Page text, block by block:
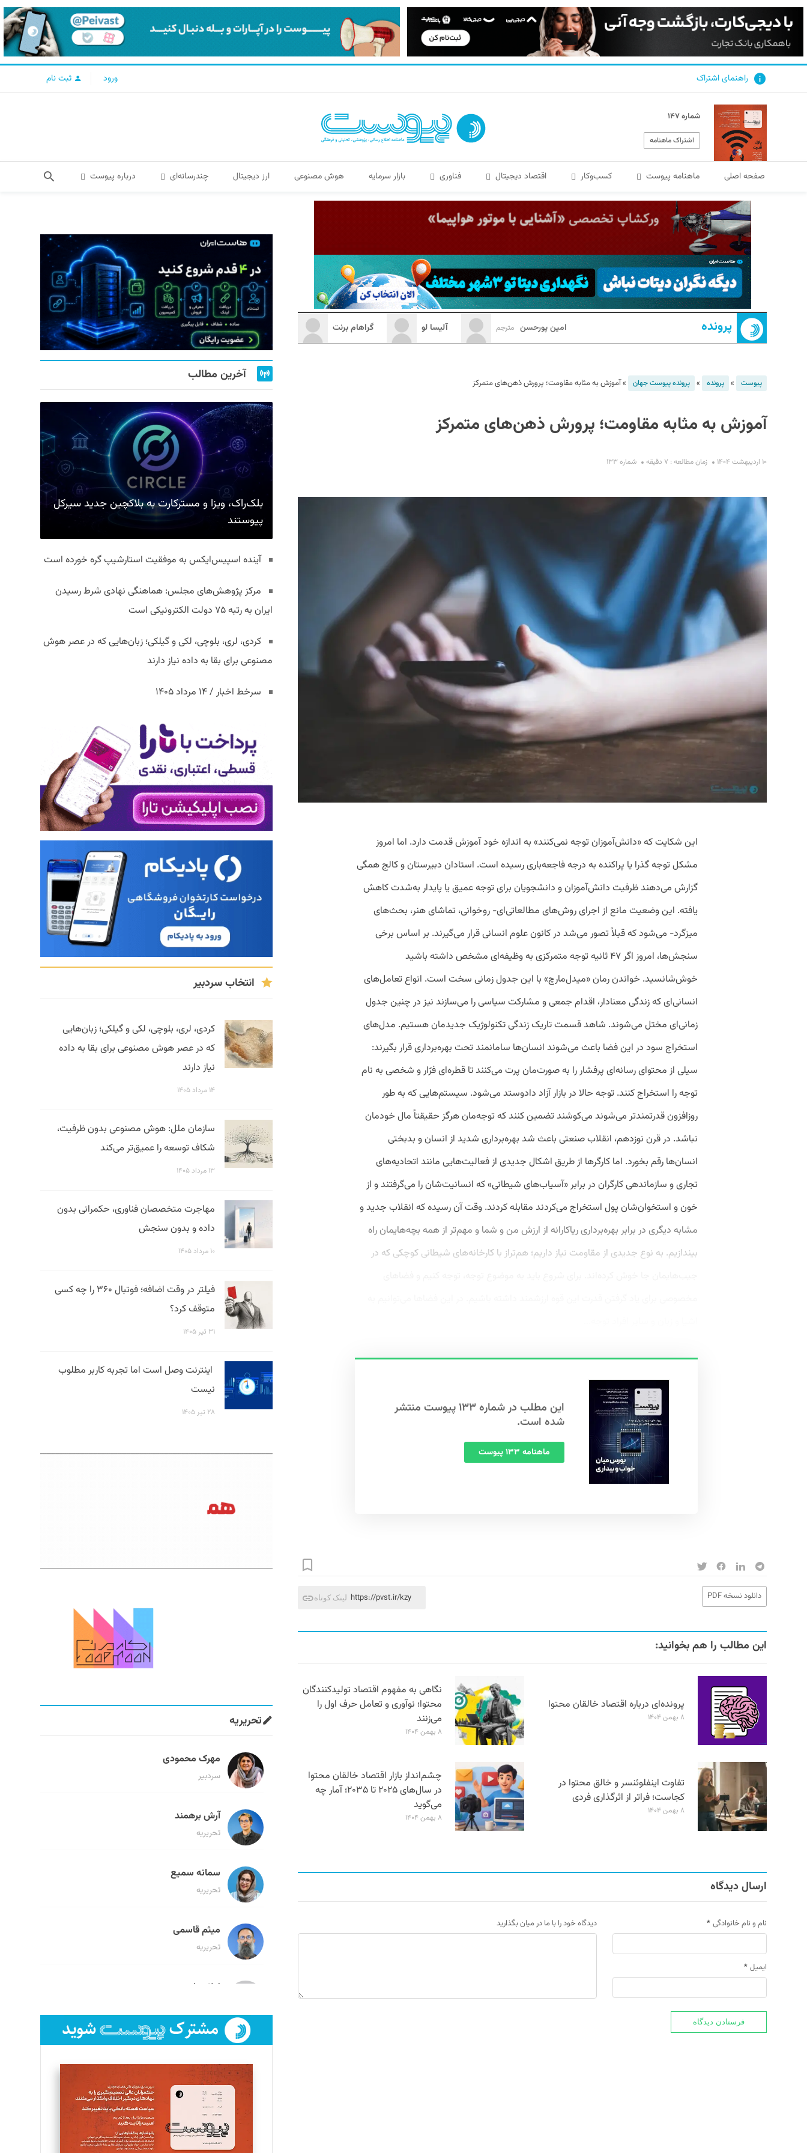
راهنمای اشتراک ورود ثبت نام
شماره ۱۴۷
اشتراک ماهنامه
صفحه اصلی ماهنامه پیوست کسب‌و‌کار اقتصاد دیجیتال فناوری بازار سرمایه هوش مصنوعی ارز دیجیتال چندرسانه‌ای درباره پیوست
پرونده امین پورحسن مترجم آلیسا لو گراهام برنت
پیوست » پرونده » پرونده پیوست جهان »آموزش به مثابه مقاومت؛ پرورش ذهن‌های متمرکز
آموزش به مثابه مقاومت؛ پرورش ذهن‌های متمرکز
۱۰ اردیبهشت ۱۴۰۴ زمان مطالعه : ۷ دقیقه شماره ۱۳۳
این شکایت که «دانش‌آموزان توجه نمی‌کنند» به ‌اندازه خود آموزش قدمت دارد. اما امروز
مشکل توجه گذرا یا پراکنده به درجه فاجعه‌باری رسیده است. استادان دبیرستان و کالج همگی
گزارش می‌دهند ظرفیت دانش‌آموزان و دانشجویان برای توجه عمیق یا پایدار به‌شدت کاهش
یافته. این وضعیت مانع از اجرای روش‌های مطالعاتی‌ای- روخوانی، تماشای هنر، بحث‌های
میزگرد- می‌شود که قبلاً تصور می‌شد در کانون علوم انسانی قرار می‌گیرند. بر اساس برخی
سنجش‌ها، امروز اگر ۴۷ ثانیه توجه متمرکزی به وظیفه‌ای مشخص داشته باشید
خوش‌شانسید. خواندن رمان «میدل‌مارچ» با این جدول زمانی سخت است. انواع تعامل‌های
انسانی‌ای که زندگی معنادار، اقدام جمعی و مشارکت سیاسی را می‌سازند نیز در چنین جدول
زمانی‌ای مختل می‌شوند. شاهد قسمت تاریک زندگی تکنولوژیک جدیدمان هستیم. مدل‌های
استخراج سود در این فضا باعث می‌شوند انسان‌ها سامانمند تحت بهره‌برداری قرار بگیرند:
سیلی از محتوای رسانه‌ای پرفشار را به صورت‌مان پرت می‌کنند تا قطره‌ای فرّار و شخصی به نام
توجه را استخراج کنند. توجه حالا در بازار آزاد دادوستد می‌شود. سیستم‌هایی که به ‌طور
روزافزون قدرتمندتر می‌شوند می‌کوشند تضمین کنند که توجه‌مان هرگز حقیقتاً مال خودمان
نباشد. در قرن نوزدهم، انقلاب صنعتی باعث شد بهره‌برداری شدید از انسان و بدبختی
انسان‌ها رقم بخورد. اما کارگرها از طریق اشکال جدیدی از فعالیت‌هایی مانند اتحادیه‌های
تجاری و سازماندهی کارگران در برابر «آسیاب‌های شیطانی» که انسانیت‌شان را می‌گرفتند و از
خون و استخوان‌شان پول استخراج می‌کردند مقابله کردند. وقت آن رسیده که انقلاب جدید و
مشابه دیگری در برابر بهره‌برداری ریاکارانه از ارزش من و شما و مهم‌تر از همه بچه‌هایمان راه
بیندازیم. به نوع جدیدی از مقاومت نیاز داریم؛ هم‌تراز با کارخانه‌های شیطانی کوچکی که در
این مطلب در شماره ۱۳۳ پیوست منتشر
شده است.
ماهنامه ۱۳۳ پیوست
دانلود نسخه PDF لینک کوتاه https://pvst.ir/kzy
این مطالب را هم بخوانید:
پرونده‌ای درباره اقتصاد خالقان محتوا
۸ بهمن ۱۴۰۴
نگاهی به مفهوم اقتصاد تولیدکنندگان
محتوا؛ نوآوری و تعامل حرف اول را
می‌زنند
۸ بهمن ۱۴۰۴
تفاوت اینفلوئنسر و خالق محتوا در
کجاست؛ فراتر از اثرگذاری فردی
۸ بهمن ۱۴۰۴
چشم‌انداز بازار اقتصاد خالقان محتوا
در سال‌های ۲۰۲۵ تا ۲۰۳۵؛ آمار چه
می‌گوید
۸ بهمن ۱۴۰۴
ارسال دیدگاه
نام و نام خانوادگی *
ایمیل *
دیدگاه خود را با ما در میان بگذارید
آخرین مطالب
بلک‌راک، ویزا و مسترکارت به بلاکچین جدید سیرکل
پیوستند
آینده اسپیس‌ایکس به موفقیت استارشیپ گره خورده است
مرکز پژوهش‌های مجلس: هماهنگی نهادی شرط رسیدن
ایران به رتبه ۷۵ دولت الکترونیکی است
کردی، لری، بلوچی، لکی و گیلکی؛ زبان‌هایی که در عصر هوش
مصنوعی برای بقا به داده نیاز دارند
سرخط اخبار / ۱۴ مرداد ۱۴۰۵
انتخاب سردبیر
کردی، لری، بلوچی، لکی و گیلکی؛ زبان‌هایی
که در عصر هوش مصنوعی برای بقا به داده
نیاز دارند
۱۴ مرداد ۱۴۰۵
سازمان ملل: هوش مصنوعی بدون ظرفیت،
شکاف توسعه را عمیق‌تر می‌کند
۱۳ مرداد ۱۴۰۵
مهاجرت متخصصان فناوری، حکمرانی بدون
داده و بدون سنجش
۱۰ مرداد ۱۴۰۵
فیلتر در وقت اضافه؛ فوتبال ۳۶۰ را چه کسی
متوقف کرد؟
۳۱ تیر ۱۴۰۵
اینترنت وصل است اما تجربه کاربر مطلوب
نیست
۲۸ تیر ۱۴۰۵
تحریریه
مهرک محمودی
سردبیر
آرش برهمند
تحریریه
سمانه سمیع
تحریریه
میثم قاسمی
تحریریه
لیلا حنارود
فائزه فتحی رستمی
تحریریه
سروش کرمیان
تحریریه